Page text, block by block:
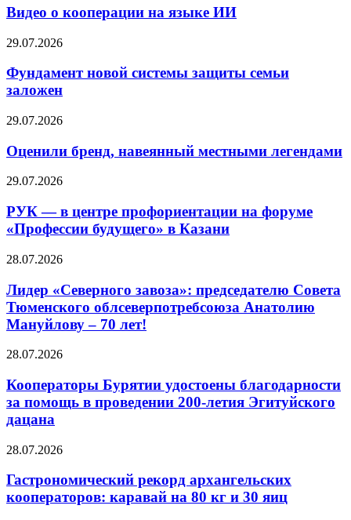
Видео о кооперации на языке ИИ
29.07.2026
Фундамент новой системы защиты семьи
заложен
29.07.2026
Оценили бренд, навеянный местными легендами
29.07.2026
РУК — в центре профориентации на форуме
«Профессии будущего» в Казани
28.07.2026
Лидер «Северного завоза»: председателю Совета
Тюменского облсеверпотребсоюза Анатолию
Мануйлову – 70 лет!
28.07.2026
Кооператоры Бурятии удостоены благодарности
за помощь в проведении 200-летия Эгитуйского
дацана
28.07.2026
Гастрономический рекорд архангельских
кооператоров: каравай на 80 кг и 30 яиц